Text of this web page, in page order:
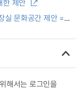
: Concentrating
한 제안
실 문화공간 제안 =
해서는 로그인을